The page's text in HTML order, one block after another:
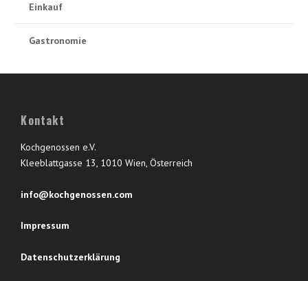
Einkauf
Gastronomie
Kontakt
Kochgenossen e.V.
Kleeblattgasse 13, 1010 Wien, Österreich
info@kochgenossen.com
Impressum
Datenschutzerklärung